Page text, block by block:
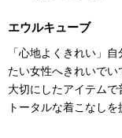
エウルキューブ
「心地よくきれい」
たい女性へきれいで
大切にしたアイテムで
トータルな着こなし